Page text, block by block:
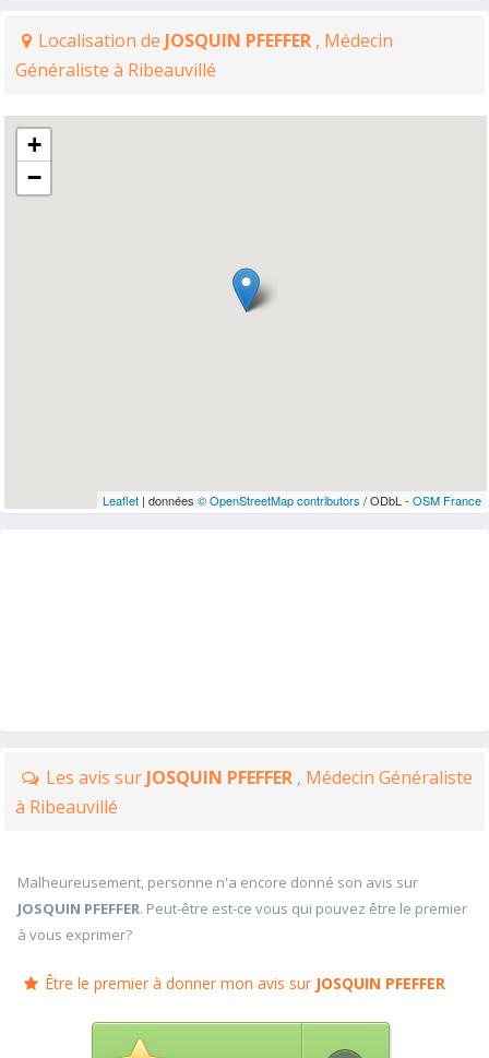
Localisation de JOSQUIN PFEFFER , Médecin
Généraliste à Ribeauvillé
+
−
Leaflet| données © OpenStreetMap contributors / ODbL - OSM France
Les avis sur JOSQUIN PFEFFER , Médecin Généraliste
à Ribeauvillé
Malheureusement, personne n'a encore donné son avis sur
JOSQUIN PFEFFER. Peut-être est-ce vous qui pouvez être le premier
à vous exprimer?
Être le premier à donner mon avis sur JOSQUIN PFEFFER